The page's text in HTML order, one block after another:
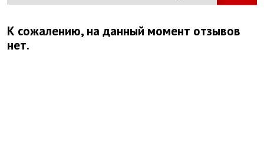
К сожалению, на данный момент отзывов
нет.